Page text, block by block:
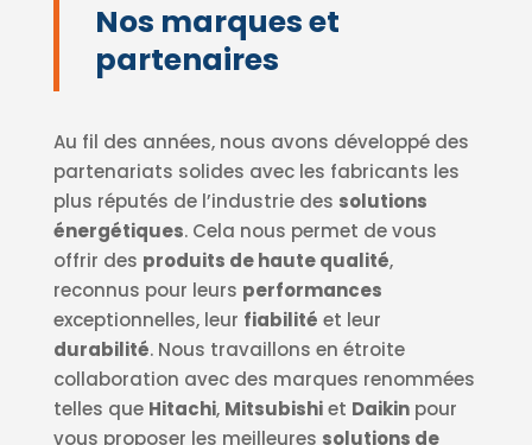
Nos marques et
partenaires
Au fil des années, nous avons développé des
partenariats solides avec les fabricants les
plus réputés de l’industrie des solutions
énergétiques. Cela nous permet de vous
offrir des produits de haute qualité,
reconnus pour leurs performances
exceptionnelles, leur fiabilité et leur
durabilité. Nous travaillons en étroite
collaboration avec des marques renommées
telles que Hitachi, Mitsubishiet Daikinpour
vous proposer les meilleures solutions de